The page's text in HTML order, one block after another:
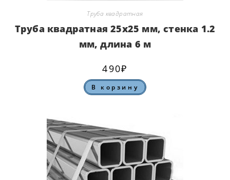
Труба квадратная
Труба квадратная 25х25 мм, стенка 1.2
мм, длина 6 м
490₽
В корзину